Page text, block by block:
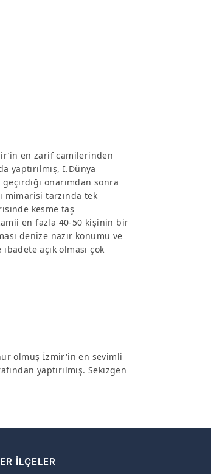
en zarif camilerinden
yaptırılmış, I.Dünya
geçirdiği onarımdan sonra
mimarisi tarzında tek
kesme taş
en fazla 40-50 kişinin bir
denize nazır konumu ve
açık olması çok
olmuş İzmir'in en sevimli
yaptırılmış. Sekizgen
İLÇELER